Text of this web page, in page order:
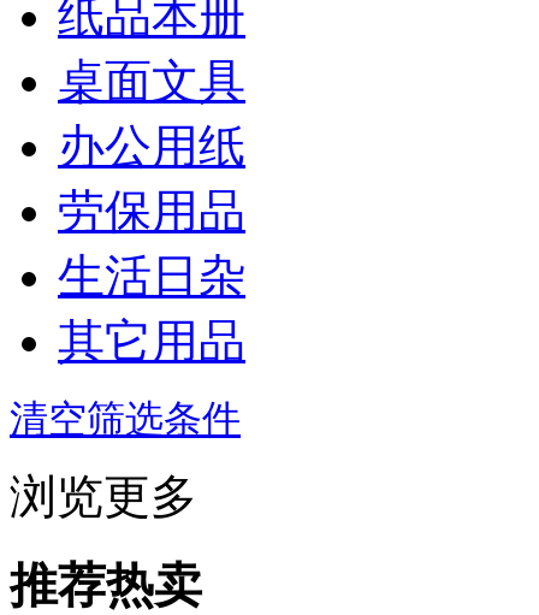
纸品本册
桌面文具
办公用纸
劳保用品
生活日杂
其它用品
清空筛选条件
浏览更多
推荐热卖